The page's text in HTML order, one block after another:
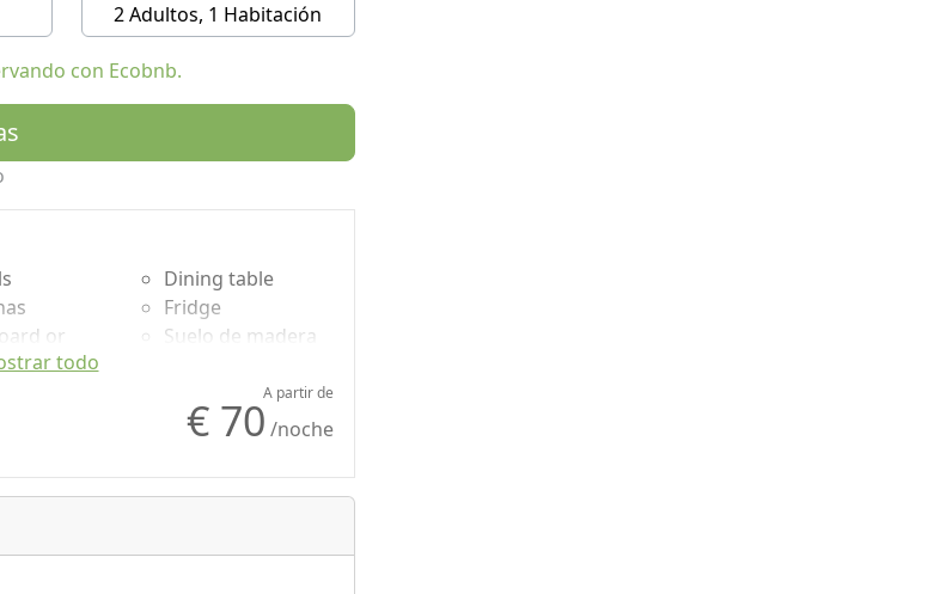
2 Adultos, 1 Habitación
con Ecobnb.
or
Dining table
Fridge
Suelo de madera
todo
A partir de
€ 70 /noche